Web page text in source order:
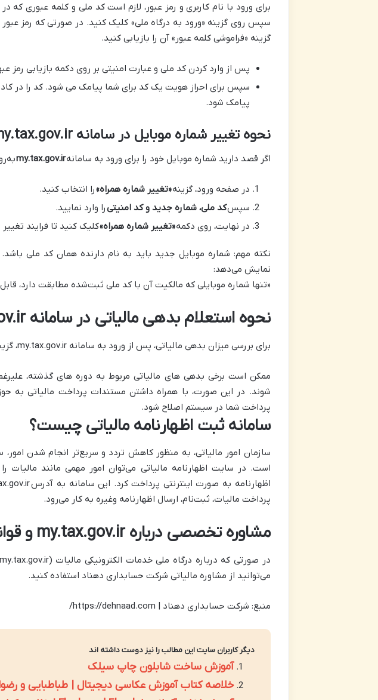
برای ورود با نام کاربری و رمز عبور، لازم است کد ملی و کلمه عبوری که
سپس روی گزینه «ورود به درگاه ملی» کلیک کنید. در صورتی که رمز عبور
گزینه «فراموشی کلمه عبور» آن را بازیابی کنید.
پس از وارد کردن کد ملی و عبارت امنیتی بر روی دکمه بازیابی رمز
سپس برای احراز هویت یک کد برای شما پیامک می شود. کد را در کادر
پیامک شود.
نحوه تغییر شماره موبایل در سامانه my.tax.gov.ir
اگر قصد دارید شماره موبایل خود را برای ورود به سامانهmy.tax.gov.ir
در صفحه ورود، گزینه«تغییر شماره همراه»را انتخاب کنید.
سپسکد ملی، شماره جدید و کد امنیتیرا وارد نمایید.
در نهایت، روی دکمه«تغییر شماره همراه»کلیک کنید تا فرایند
نکته مهم: شماره موبایل جدید باید به نام دارنده همان کد ملی
نمایش می‌دهد:
«تنها شماره موبایلی که مالکیت آن با کد ملی ثبت‌شده مطابقت دارد،
نحوه استعلام بدهی مالیاتی در سامانه my.tax.gov.ir
برای بررسی میزان بدهی مالیاتی، پس از ورود به سامانه my.tax.gov.ir، گزینه «استعلام بدهی مالیاتی» را انتخاب کنید.
ممکن است برخی بدهی‌ های مالیاتی مربوط به دوره‌ های گذشته،
شوند. در این صورت، با همراه داشتن مستندات پرداخت مالیاتی به
پرداخت شما در سیستم اصلاح شود.
سامانه ثبت اظهارنامه مالیاتی چیست؟
سازمان امور مالیاتی، به منظور کاهش تردد و سریع‌تر انجام شدن امور،
است. در سایت اظهارنامه مالیاتی می‌توان امور مهمی مانند مالیات
اظهارنامه به صورت اینترنتی پرداخت کرد. این سامانه به آدرس
پرداخت مالیات، ثبت‌نام، ارسال اظهارنامه وغیره به کار می‌رود.
مشاوره تخصصی درباره my.tax.gov.ir و قوانین مالیاتی
می‌توانید از مشاوره مالیاتی شرکت حسابداری دهناد استفاده کنید.
منبع: شرکت حسابداری دهناد | https://dehnaad.com/
دیگر کاربران سایت این مطالب را نیز دوست داشته اند
آموزش ساخت شابلون چاپ سیلک
خلاصه کتاب آموزش عکاسی دیجیتال | طباطبایی و